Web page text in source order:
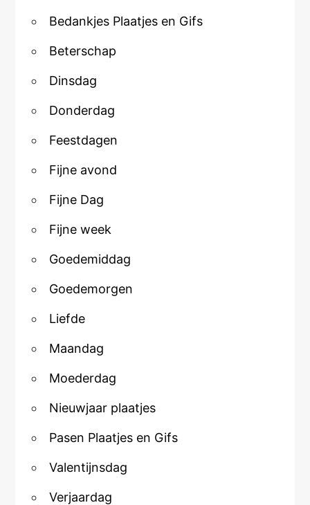
Bedankjes Plaatjes en Gifs
Beterschap
Dinsdag
Donderdag
Feestdagen
Fijne avond
Fijne Dag
Fijne week
Goedemiddag
Goedemorgen
Liefde
Maandag
Moederdag
Nieuwjaar plaatjes
Pasen Plaatjes en Gifs
Valentijnsdag
Verjaardag